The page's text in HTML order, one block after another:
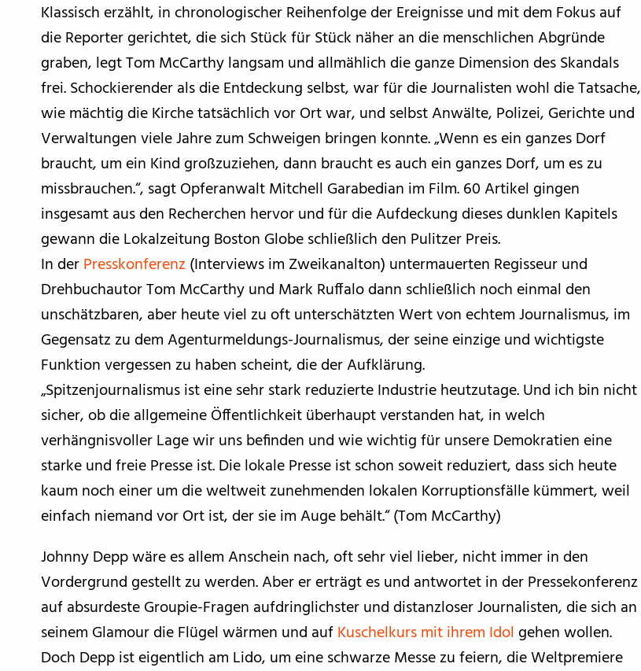
Klassisch erzählt, in chronologischer Reihenfolge der Ereignisse und mit dem Fokus auf
die Reporter gerichtet, die sich Stück für Stück näher an die menschlichen Abgründe
graben, legt Tom McCarthy langsam und allmählich die ganze Dimension des Skandals
frei. Schockierender als die Entdeckung selbst, war für die Journalisten wohl die Tatsache,
wie mächtig die Kirche tatsächlich vor Ort war, und selbst Anwälte, Polizei, Gerichte und
Verwaltungen viele Jahre zum Schweigen bringen konnte. „Wenn es ein ganzes Dorf
braucht, um ein Kind großzuziehen, dann braucht es auch ein ganzes Dorf, um es zu
missbrauchen.“, sagt Opferanwalt Mitchell Garabedian im Film. 60 Artikel gingen
insgesamt aus den Recherchen hervor und für die Aufdeckung dieses dunklen Kapitels
gewann die Lokalzeitung Boston Globe schließlich den Pulitzer Preis.
In derPresskonferenz(Interviews im Zweikanalton) untermauerten Regisseur und
Drehbuchautor Tom McCarthy und Mark Ruffalo dann schließlich noch einmal den
unschätzbaren, aber heute viel zu oft unterschätzten Wert von echtem Journalismus, im
Gegensatz zu dem Agenturmeldungs-Journalismus, der seine einzige und wichtigste
Funktion vergessen zu haben scheint, die der Aufklärung.
„Spitzenjournalismus ist eine sehr stark reduzierte Industrie heutzutage. Und ich bin nicht
sicher, ob die allgemeine Öffentlichkeit überhaupt verstanden hat, in welch
verhängnisvoller Lage wir uns befinden und wie wichtig für unsere Demokratien eine
starke und freie Presse ist. Die lokale Presse ist schon soweit reduziert, dass sich heute
kaum noch einer um die weltweit zunehmenden lokalen Korruptionsfälle kümmert, weil
einfach niemand vor Ort ist, der sie im Auge behält.“ (Tom McCarthy)
Johnny Depp wäre es allem Anschein nach, oft sehr viel lieber, nicht immer in den
Vordergrund gestellt zu werden. Aber er erträgt es und antwortet in der Pressekonferenz
auf absurdeste Groupie-Fragen aufdringlichster und distanzloser Journalisten, die sich an
seinem Glamour die Flügel wärmen und aufKuschelkurs mit ihrem Idolgehen wollen.
Doch Depp ist eigentlich am Lido, um eine schwarze Messe zu feiern, die Weltpremiere